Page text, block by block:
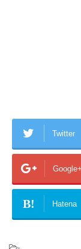
Twitter
Google+
B! Hatena